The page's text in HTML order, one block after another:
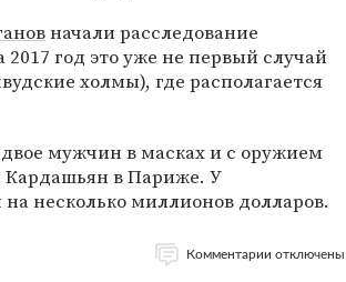
начали расследование
год это уже не первый случай
холмы), где располагается
двое мужчин в масках и с оружием
в Париже. У
несколько миллионов долларов.
Комментарии отключены